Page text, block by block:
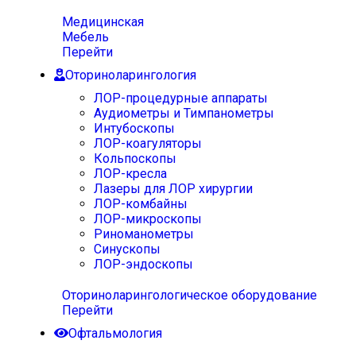
Медицинская
Мебель
Перейти
Оториноларингология
ЛОР-процедурные аппараты
Аудиометры и Тимпанометры
Интубоскопы
ЛОР-коагуляторы
Кольпоскопы
ЛОР-кресла
Лазеры для ЛОР хирургии
ЛОР-комбайны
ЛОР-микроскопы
Риноманометры
Синускопы
ЛОР-эндоскопы
Оториноларингологическое оборудование
Перейти
Офтальмология